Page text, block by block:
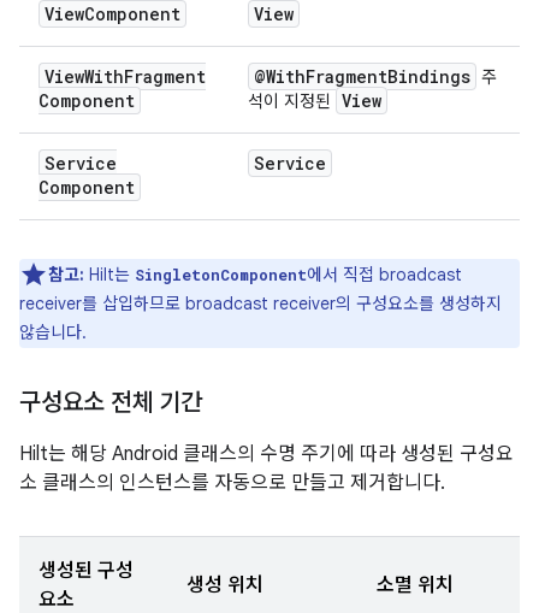
ViewComponent View
ViewWithFragment
Component
@WithFragmentBindings 주
석이 지정된
View
Service
Component
Service
참고: Hilt는 SingletonComponent에서 직접 broadcast
receiver를 삽입하므로 broadcast receiver의 구성요소를 생성하지
않습니다.
구성요소 전체 기간
Hilt는 해당 Android 클래스의 수명 주기에 따라 생성된 구성요
소 클래스의 인스턴스를 자동으로 만들고 제거합니다.
생성된 구성
요소
생성 위치 소멸 위치